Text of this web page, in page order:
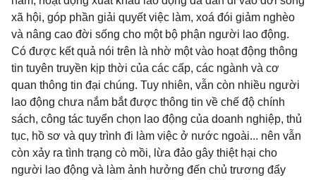
xã hội, góp phần giải quyết việc làm, xoá đói giảm nghèo
và nâng cao đời sống cho một bộ phận người lao động.
Có được kết quả nói trên là nhờ một vào hoạt động thông
tin tuyên truyền kịp thời của các cấp, các ngành và cơ
quan thông tin đại chúng. Tuy nhiên, vẫn còn nhiều người
lao động chưa nắm bắt được thông tin về chế độ chính
sách, công tác tuyển chọn lao động của doanh nghiệp, thủ
tục, hồ sơ và quy trình đi làm việc ở nước ngoài... nên vẫn
còn xảy ra tình trạng cò mồi, lừa đảo gây thiệt hại cho
người lao động và làm ảnh hưởng đến chủ trương đẩy